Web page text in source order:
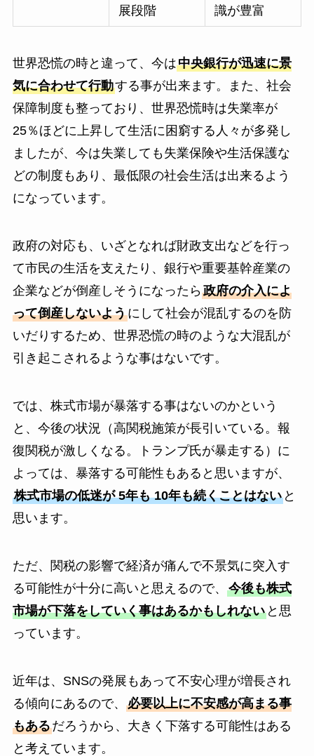
展段階 識が豊富
世界恐慌の時と違って、今は中央銀行が迅速に景
気に合わせて行動する事が出来ます。また、社会
保障制度も整っており、世界恐慌時は失業率が
25％ほどに上昇して生活に困窮する人々が多発し
ましたが、今は失業しても失業保険や生活保護な
どの制度もあり、最低限の社会生活は出来るよう
になっています。
政府の対応も、いざとなれば財政支出などを行っ
て市民の生活を支えたり、銀行や重要基幹産業の
企業などが倒産しそうになったら政府の介入によ
って倒産しないようにして社会が混乱するのを防
いだりするため、世界恐慌の時のような大混乱が
引き起こされるような事はないです。
では、株式市場が暴落する事はないのかという
と、今後の状況（高関税施策が長引いている。報
復関税が激しくなる。トランプ氏が暴走する）に
よっては、暴落する可能性もあると思いますが、
株式市場の低迷が 5年も 10年も続くことはないと
思います。
ただ、関税の影響で経済が痛んで不景気に突入す
る可能性が十分に高いと思えるので、 今後も株式
市場が下落をしていく事はあるかもしれないと思
っています。
近年は、SNSの発展もあって不安心理が増長され
る傾向にあるので、 必要以上に不安感が高まる事
もあるだろうから、大きく下落する可能性はある
と考えています。